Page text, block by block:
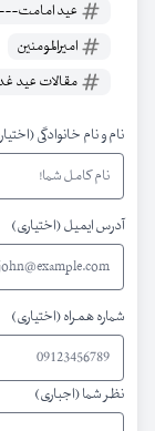
عید
امیرالمومنین
مقالات عید
نام و نام خانوادگی
آدرس ایمیل (اختیاری)
شماره همراه (اختیاری)
نظر شما (اجباری)